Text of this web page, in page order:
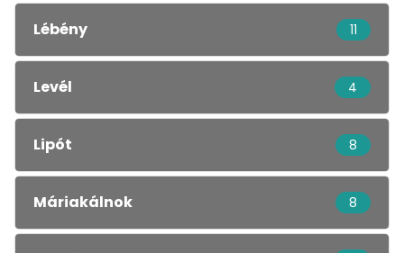
Lébény 11
Levél 4
Lipót 8
Máriakálnok 8